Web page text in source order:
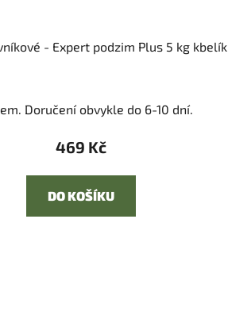
- Expert podzim Plus 5 kg kbelík
Doručení obvykle do 6-10 dní.
469 Kč
DO KOŠÍKU